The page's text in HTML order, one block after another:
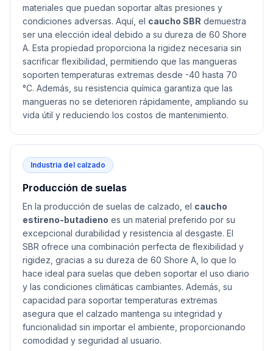
materiales que puedan soportar altas presiones y
condiciones adversas. Aquí, el caucho SBR demuestra
ser una elección ideal debido a su dureza de 60 Shore
A. Esta propiedad proporciona la rigidez necesaria sin
sacrificar flexibilidad, permitiendo que las mangueras
soporten temperaturas extremas desde -40 hasta 70
°C. Además, su resistencia química garantiza que las
mangueras no se deterioren rápidamente, ampliando su
vida útil y reduciendo los costos de mantenimiento.
Industria del calzado
Producción de suelas
En la producción de suelas de calzado, el caucho
estireno-butadieno es un material preferido por su
excepcional durabilidad y resistencia al desgaste. El
SBR ofrece una combinación perfecta de flexibilidad y
rigidez, gracias a su dureza de 60 Shore A, lo que lo
hace ideal para suelas que deben soportar el uso diario
y las condiciones climáticas cambiantes. Además, su
capacidad para soportar temperaturas extremas
asegura que el calzado mantenga su integridad y
funcionalidad sin importar el ambiente, proporcionando
comodidad y seguridad al usuario.